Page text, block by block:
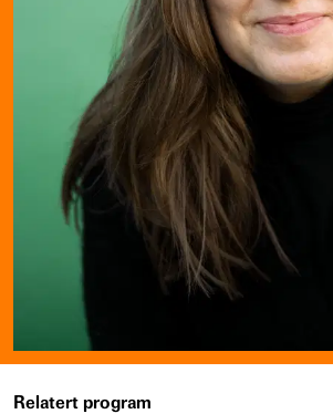
Relatert program